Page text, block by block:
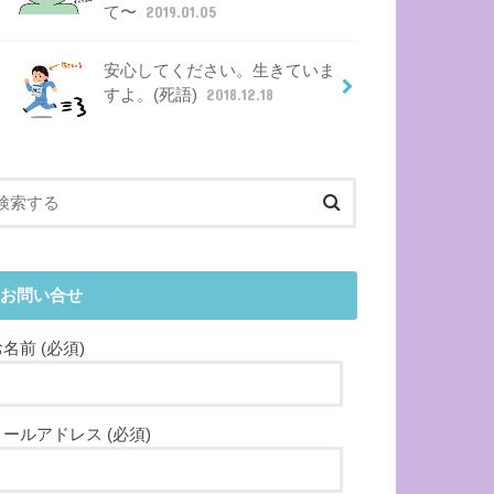
て〜 2019.01.05
安心してください。生きていま
すよ。(死語)
2018.12.18
お問い合せ
名前 (必須)
ールアドレス (必須)